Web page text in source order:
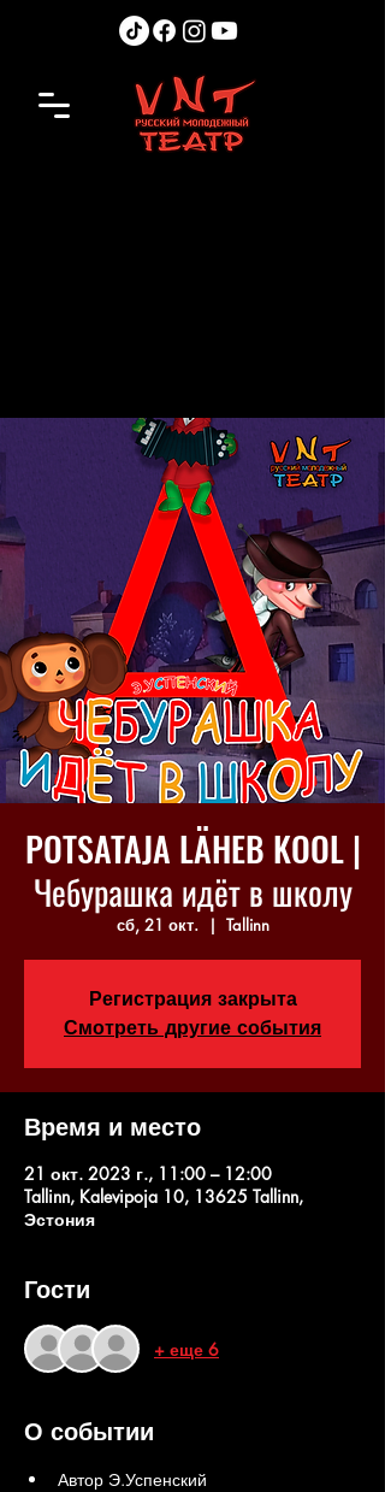
POTSATAJA LÄHEB KOOL |
Чебурашка идёт в школу
сб, 21 окт.
  |
Tallinn
Регистрация закрыта
Смотреть другие события
Время и место
21 окт. 2023 г., 11:00 – 12:00
Tallinn, Kalevipoja 10, 13625 Tallinn,
Эстония
Гости
+ еще 6
О событии
Автор Э.Успенский